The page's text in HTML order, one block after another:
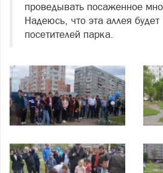
проведывать посаженное
Надеюсь, что эта аллея будет
посетителей парка.